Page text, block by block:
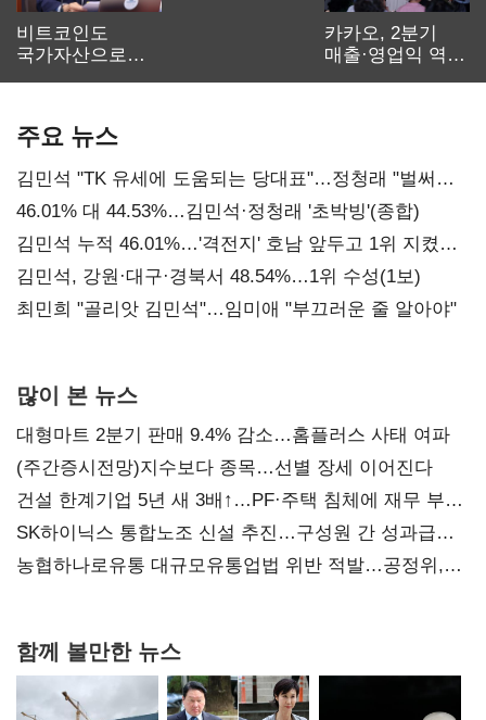
비트코인도
국가자산으로…'
카카오, 2분기
매출·영업익 역대
주요 뉴스
김민석 "TK 유세에 도움되는 당대표"…정청래 "벌써
대표된 양 당직 배분"
46.01% 대 44.53%…김민석·정청래 '초박빙'(종합)
김민석 누적 46.01%…'격전지' 호남 앞두고 1위 지켰다
(2보)
김민석, 강원·대구·경북서 48.54%…1위 수성(1보)
최민희 "골리앗 김민석"…임미애 "부끄러운 줄 알아야"
많이 본 뉴스
대형마트 2분기 판매 9.4% 감소…홈플러스 사태 여파
(주간증시전망)지수보다 종목…선별 장세 이어진다
건설 한계기업 5년 새 3배↑…PF·주택 침체에 재무 부담
확대
SK하이닉스 통합노조 신설 추진…구성원 간 성과급
불만 확산
농협하나로유통 대규모유통업법 위반 적발…공정위,
함께 볼만한 뉴스